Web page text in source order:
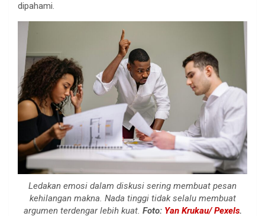
dipahami.
Ledakan emosi dalam diskusi sering membuat pesan
kehilangan makna. Nada tinggi tidak selalu membuat
argumen terdengar lebih kuat. Foto: Yan Krukau/ Pexels.